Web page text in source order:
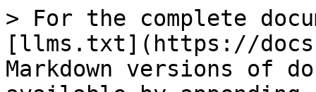
> For the complete
[llms.txt](https://
Markdown versions of